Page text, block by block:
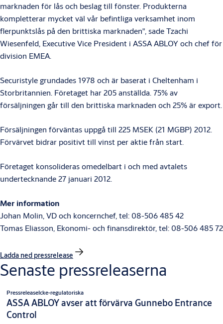
marknaden för lås och beslag till fönster. Produkterna
kompletterar mycket väl vår befintliga verksamhet inom
flerpunktslås på den brittiska marknaden", sade Tzachi
Wiesenfeld, Executive Vice President i ASSA ABLOY och chef för
division EMEA.
Securistyle grundades 1978 och är baserat i Cheltenham i
Storbritannien. Företaget har 205 anställda. 75% av
försäljningen går till den brittiska marknaden och 25% är export.
Försäljningen förväntas uppgå till 225 MSEK (21 MGBP) 2012.
Förvärvet bidrar positivt till vinst per aktie från start.
Företaget konsolideras omedelbart i och med avtalets
undertecknande 27 januari 2012.
Mer information
Johan Molin, VD och koncernchef, tel: 08-506 485 42
Tomas Eliasson, Ekonomi- och finansdirektör, tel: 08-506 485 72
Ladda ned pressrelease
Senaste pressreleaserna
PressreleaseIcke-regulatoriska
ASSA ABLOY avser att förvärva Gunnebo Entrance
Control